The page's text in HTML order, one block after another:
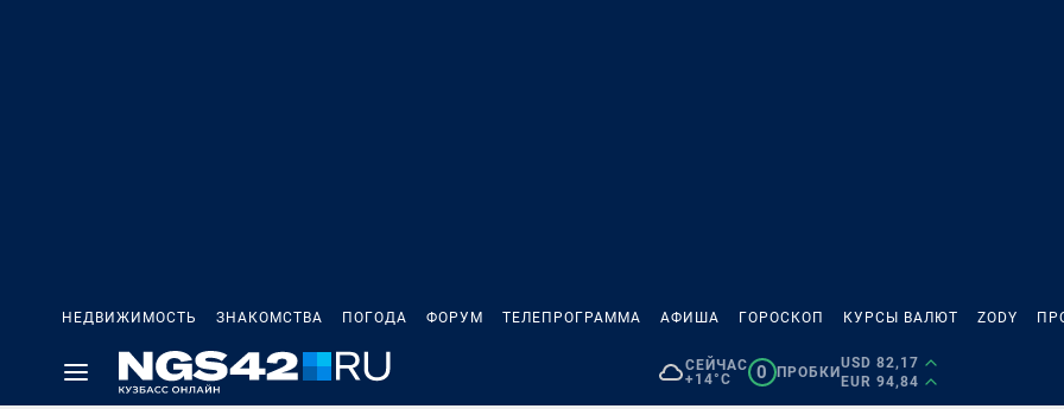
НЕДВИЖИМОСТЬ ЗНАКОМСТВА ПОГОДА ФОРУМ ТЕЛЕПРОГРАММА АФИША ГОРОСКОП КУРСЫ ВАЛЮТ ZODY
СЕЙЧАС
+14°C
0 ПРОБКИ
USD 82,17
EUR 94,84